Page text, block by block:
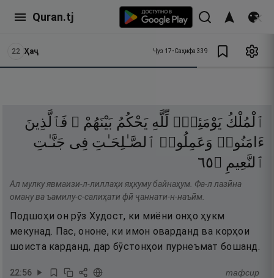
Quran.tj
22 Ҳаҷ Ҷуз 17•Саҳифа 339
ٱلْمُلْكُ يَوْمَئِذٍۢ لِّلَّهِ يَحْكُمُ بَيْنَهُمْ ۚ فَٱلَّذِينَ
ءَامَنُوا۟ وَعَمِلُوا۟ ٱلصَّـٰلِحَـٰتِ فِى جَنَّـٰتِ
ٱلنَّعِيمِ ۝٥٦
Ал мулку явмаизи-л-лиллаҳи яҳкуму байнаҳум. Фа-л лазӣна
оману ва ъамилу-с-салиҳати фӣ ҷаннати-н-наъӣм.
Подшоҳи он рӯз Худост, ки миёни онҳо ҳукм
мекунад. Пас, ононе, ки имон оварданд ва корҳои
шоиста карданд, дар бӯстонҳои пурнеъмат бошанд.
22:56 тафсир